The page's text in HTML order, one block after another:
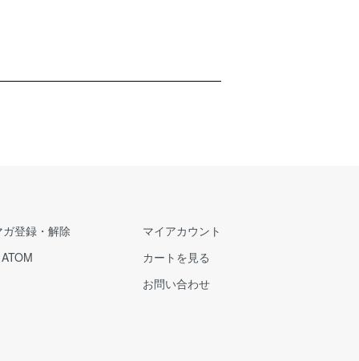
ガ登録・解除
ATOM
マイアカウント
カートを見る
お問い合わせ